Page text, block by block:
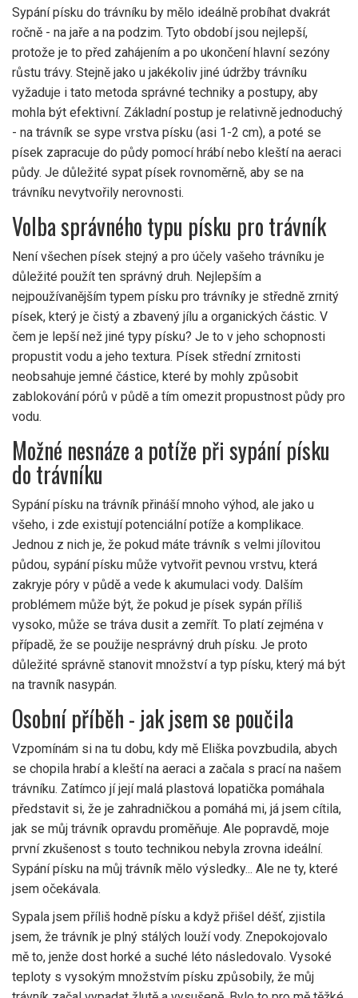
Sypání písku do trávníku by mělo ideálně probíhat dvakrát
ročně - na jaře a na podzim. Tyto období jsou nejlepší,
protože je to před zahájením a po ukončení hlavní sezóny
růstu trávy. Stejně jako u jakékoliv jiné údržby trávníku
vyžaduje i tato metoda správné techniky a postupy, aby
mohla být efektivní. Základní postup je relativně jednoduchý
- na trávník se sype vrstva písku (asi 1-2 cm), a poté se
písek zapracuje do půdy pomocí hrábí nebo kleští na aeraci
půdy. Je důležité sypat písek rovnoměrně, aby se na
trávníku nevytvořily nerovnosti.
Volba správného typu písku pro trávník
Není všechen písek stejný a pro účely vašeho trávníku je
důležité použít ten správný druh. Nejlepším a
nejpoužívanějším typem písku pro trávníky je středně zrnitý
písek, který je čistý a zbavený jílu a organických částic. V
čem je lepší než jiné typy písku? Je to v jeho schopnosti
propustit vodu a jeho textura. Písek střední zrnitosti
neobsahuje jemné částice, které by mohly způsobit
zablokování pórů v půdě a tím omezit propustnost půdy pro
vodu.
Možné nesnáze a potíže při sypání písku
do trávníku
Sypání písku na trávník přináší mnoho výhod, ale jako u
všeho, i zde existují potenciální potíže a komplikace.
Jednou z nich je, že pokud máte trávník s velmi jílovitou
půdou, sypání písku může vytvořit pevnou vrstvu, která
zakryje póry v půdě a vede k akumulaci vody. Dalším
problémem může být, že pokud je písek sypán příliš
vysoko, může se tráva dusit a zemřít. To platí zejména v
případě, že se použije nesprávný druh písku. Je proto
důležité správně stanovit množství a typ písku, který má být
na travník nasypán.
Osobní příběh - jak jsem se poučila
Vzpomínám si na tu dobu, kdy mě Eliška povzbudila, abych
se chopila hrabí a kleští na aeraci a začala s prací na našem
trávníku. Zatímco jí její malá plastová lopatička pomáhala
představit si, že je zahradničkou a pomáhá mi, já jsem cítila,
jak se můj trávník opravdu proměňuje. Ale popravdě, moje
první zkušenost s touto technikou nebyla zrovna ideální.
Sypání písku na můj trávník mělo výsledky... Ale ne ty, které
jsem očekávala.
Sypala jsem příliš hodně písku a když přišel déšť, zjistila
jsem, že trávník je plný stálých louží vody. Znepokojovalo
mě to, jenže dost horké a suché léto následovalo. Vysoké
teploty s vysokým množstvím písku způsobily, že můj